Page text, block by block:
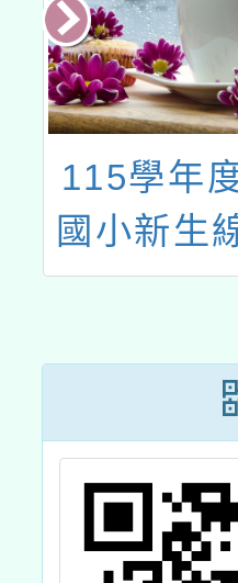
115學年
國小新生
到作業問
答家